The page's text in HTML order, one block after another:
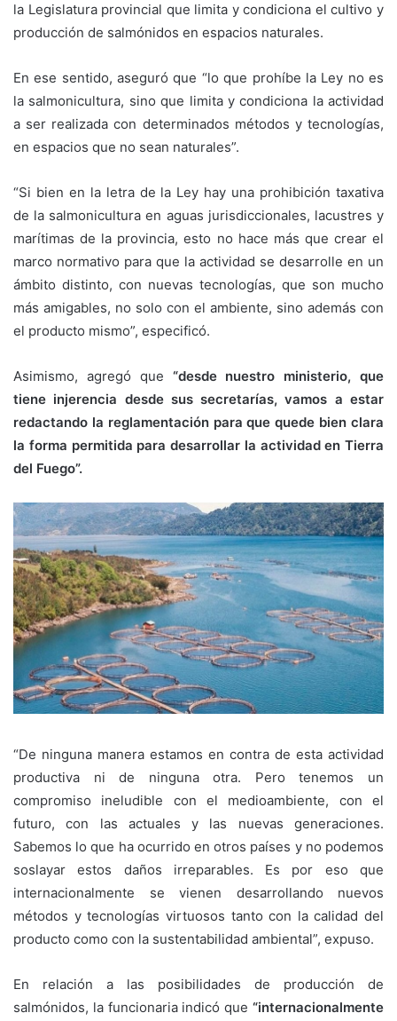
la Legislatura provincial que limita y condiciona el cultivo y
producción de salmónidos en espacios naturales.
En ese sentido, aseguró que “lo que prohíbe la Ley no es
la salmonicultura, sino que limita y condiciona la actividad
a ser realizada con determinados métodos y tecnologías,
en espacios que no sean naturales”.
“Si bien en la letra de la Ley hay una prohibición taxativa
de la salmonicultura en aguas jurisdiccionales, lacustres y
marítimas de la provincia, esto no hace más que crear el
marco normativo para que la actividad se desarrolle en un
ámbito distinto, con nuevas tecnologías, que son mucho
más amigables, no solo con el ambiente, sino además con
el producto mismo”, especificó.
Asimismo, agregó que “desde nuestro ministerio, que
tiene injerencia desde sus secretarías, vamos a estar
redactando la reglamentación para que quede bien clara
la forma permitida para desarrollar la actividad en Tierra
del Fuego”.
“De ninguna manera estamos en contra de esta actividad
productiva ni de ninguna otra. Pero tenemos un
compromiso ineludible con el medioambiente, con el
futuro, con las actuales y las nuevas generaciones.
Sabemos lo que ha ocurrido en otros países y no podemos
soslayar estos daños irreparables. Es por eso que
internacionalmente se vienen desarrollando nuevos
métodos y tecnologías virtuosos tanto con la calidad del
producto como con la sustentabilidad ambiental”, expuso.
En relación a las posibilidades de producción de
salmónidos, la funcionaria indicó que “internacionalmente